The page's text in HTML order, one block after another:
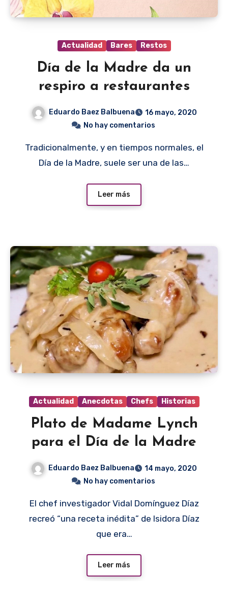
Actualidad Bares Restos
Día de la Madre da un
respiro a restaurantes
Eduardo Baez Balbuena
16 mayo, 2020
No hay comentarios
Tradicionalmente, y en tiempos normales, el
Día de la Madre, suele ser una de las…
Leer más
Actualidad Anecdotas Chefs Historias
Plato de Madame Lynch
para el Día de la Madre
Eduardo Baez Balbuena
14 mayo, 2020
No hay comentarios
El chef investigador Vidal Domínguez Díaz
recreó “una receta inédita” de Isidora Díaz
que era…
Leer más